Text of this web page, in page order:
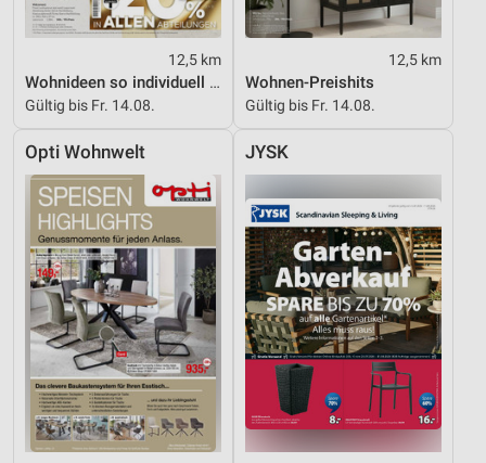
12,5 km
Wohnideen so individuell wie du!
Gültig bis Fr. 14.08.
12,5 km
Wohnen-Preishits
Gültig bis Fr. 14.08.
Opti Wohnwelt JYSK